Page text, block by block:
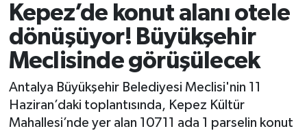
Kepez’de konut alanı otele
dönüşüyor! Büyükşehir
Meclisinde görüşülecek
Antalya Büyükşehir Belediyesi Meclisi'nin 11
Haziran’daki toplantısında, Kepez Kültür
Mahallesi’nde yer alan 10711 ada 1 parselin konut
Yerel Yönetim
Ekonomi
Spor
Yaşam
Trafik Durumu
Süper Lig Puan Durumu ve Fikstür
Tüm Manşetler
Son Dakika Haberleri